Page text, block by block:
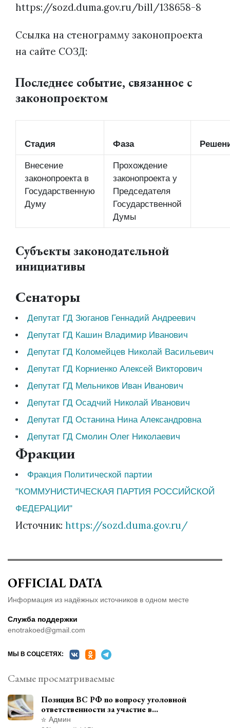
https://sozd.duma.gov.ru/bill/138658-8
Ссылка на стенограмму законопроекта
на сайте СОЗД:
Последнее событие, связанное с
законопроектом
Стадия Фаза
Внесение
законопроекта в
Государственную
Думу
Прохождение
законопроекта у
Председателя
Государственной
Думы
Субъекты законодательной
инициативы
Сенаторы
Депутат ГД Зюганов Геннадий Андреевич
Депутат ГД Кашин Владимир Иванович
Депутат ГД Коломейцев Николай Васильевич
Депутат ГД Корниенко Алексей Викторович
Депутат ГД Мельников Иван Иванович
Депутат ГД Осадчий Николай Иванович
Депутат ГД Останина Нина Александровна
Депутат ГД Смолин Олег Николаевич
Фракции
Фракция Политической партии
"КОММУНИСТИЧЕСКАЯ ПАРТИЯ РОССИЙСКОЙ
ФЕДЕРАЦИИ"
Источник: https://sozd.duma.gov.ru/
OFFICIAL DATA
Информация из надёжных источников в одном месте
Служба поддержки
enotrakoed@gmail.com
МЫ В СОЦСЕТЯХ:
Самые просматриваемые
Позиция ВС РФ по вопросу уголовной
ответственности за участие в
террористической организации до
Админ